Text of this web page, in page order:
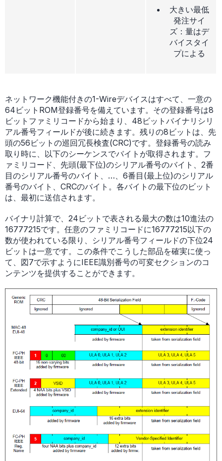
大きい最低
発注サイ
ズ：量はデ
バイスタイ
プによる
ネットワーク機能付きの1-Wireデバイスはすべて、一意の
64ビットROM登録番号を備えています。その登録番号は8
ビットファミリコードから始まり、48ビットバイナリシリ
アル番号フィールドが後に続きます。残りの8ビットは、先
頭の56ビットの巡回冗長検査(CRC)です。登録番号の読み
取り時に、以下のシーケンスでバイトが取得されます。フ
ァミリコード、先頭(最下位)のシリアル番号のバイト、2番
目のシリアル番号のバイト、…、6番目(最上位)のシリアル
番号のバイト、CRCのバイト。各バイトの最下位のビット
は、最初に送信されます。
バイナリ計算で、24ビットで表される最大の数は10進法の
16777215です。任意のファミリコードに16777215以下の
数が使われている限り、シリアル番号フィールドの下位24
ビットは一意です。この条件でこうした部品を確実に使っ
て、図7で示すようにIEEE識別番号の可変セクションのコ
ンテンツを提供することができます。